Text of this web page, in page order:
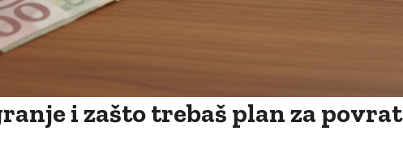
i zašto trebaš plan za povrat